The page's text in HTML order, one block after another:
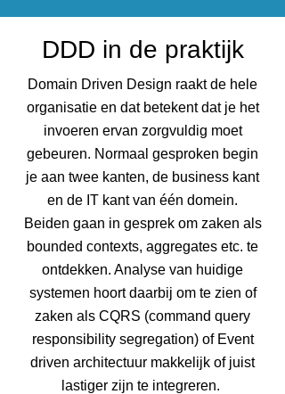
DDD in de praktijk
Domain Driven Design raakt de hele
organisatie en dat betekent dat je het
invoeren ervan zorgvuldig moet
gebeuren. Normaal gesproken begin
je aan twee kanten, de business kant
en de IT kant van één domein.
Beiden gaan in gesprek om zaken als
bounded contexts, aggregates etc. te
ontdekken. Analyse van huidige
systemen hoort daarbij om te zien of
zaken als CQRS (command query
responsibility segregation) of Event
driven architectuur makkelijk of juist
lastiger zijn te integreren.